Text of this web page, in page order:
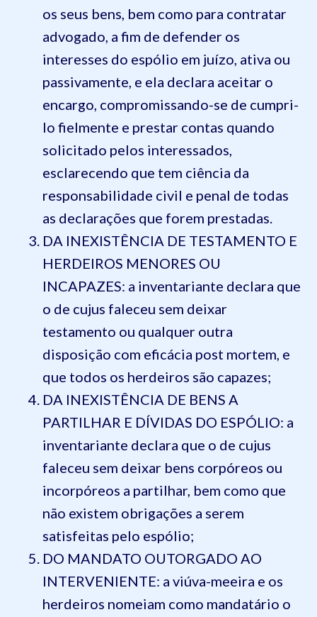
os seus bens, bem como para contratar
advogado, a fim de defender os
interesses do espólio em juízo, ativa ou
passivamente, e ela declara aceitar o
encargo, compromissando-se de cumpri-
lo fielmente e prestar contas quando
solicitado pelos interessados,
esclarecendo que tem ciência da
responsabilidade civil e penal de todas
as declarações que forem prestadas.
DA INEXISTÊNCIA DE TESTAMENTO E
HERDEIROS MENORES OU
INCAPAZES: a inventariante declara que
o de cujus faleceu sem deixar
testamento ou qualquer outra
disposição com eficácia post mortem, e
que todos os herdeiros são capazes;
DA INEXISTÊNCIA DE BENS A
PARTILHAR E DÍVIDAS DO ESPÓLIO: a
inventariante declara que o de cujus
faleceu sem deixar bens corpóreos ou
incorpóreos a partilhar, bem como que
não existem obrigações a serem
satisfeitas pelo espólio;
DO MANDATO OUTORGADO AO
INTERVENIENTE: a viúva-meeira e os
herdeiros nomeiam como mandatário o